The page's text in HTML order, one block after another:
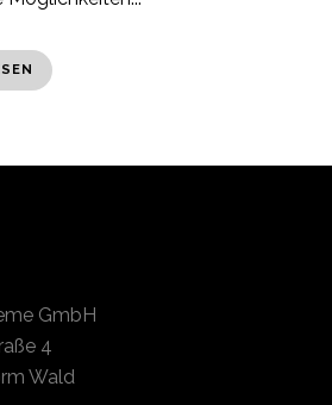
GmbH
4
Wald